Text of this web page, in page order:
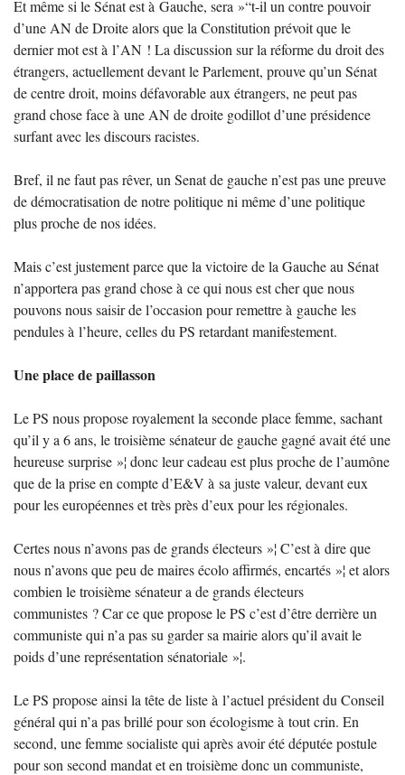
Et même si le Sénat est à Gauche, sera »“t-il un contre pouvoir
d’une ANde Droite alors que la Constitution prévoit que le
dernier mot est à l’AN ! La discussion sur la réforme du droit des
étrangers, actuellement devant le Parlement, prouve qu’un Sénat
de centre droit, moins défavorable aux étrangers, ne peut pas
grand chose face à une ANde droite godillot d’une présidence
surfant avec les discours racistes.
Bref, il ne faut pas rêver, un Senat de gauche n’est pas une preuve
de démocratisation de notre politique ni même d’une politique
plus proche de nos idées.
Mais c’est justement parce que la victoire de la Gauche au Sénat
n’apportera pas grand chose à ce qui nous est cher que nous
pouvons nous saisir de l’occasion pour remettre à gauche les
pendules à l’heure, celles du PS retardant manifestement.
Une place de paillasson
LePS nous propose royalement la seconde place femme, sachant
qu’il y a 6 ans, le troisième sénateur de gauche gagné avait été une
heureuse surprise »¦ donc leur cadeau est plus proche de l’aumône
que de la prise en compte d’E&V à sa juste valeur, devant eux
pour les européennes et très près d’eux pour les régionales.
Certes nous n’avons pas de grands électeurs »¦ C’est à dire que
nous n’avons que peu de maires écolo affirmés, encartés »¦ et alors
combien le troisième sénateur a de grands électeurs
communistes ? Car ce que propose lePS c’est d’être derrière un
communiste qui n’a pas su garder sa mairie alors qu’il avait le
poids d’une représentation sénatoriale »¦.
LePS propose ainsi la tête de liste à l’actuel président du Conseil
général qui n’a pas brillé pour son écologisme à tout crin. En
second, une femme socialiste qui après avoir été députée postule
pour son second mandat et en troisième donc un communiste,